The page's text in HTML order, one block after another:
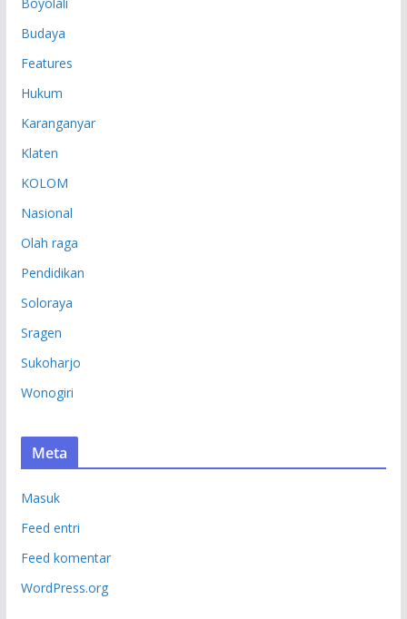
Budaya
Features
Hukum
Karanganyar
Klaten
KOLOM
Nasional
Olah raga
Pendidikan
Soloraya
Sragen
Sukoharjo
Wonogiri
Meta
Masuk
Feed entri
Feed komentar
WordPress.org